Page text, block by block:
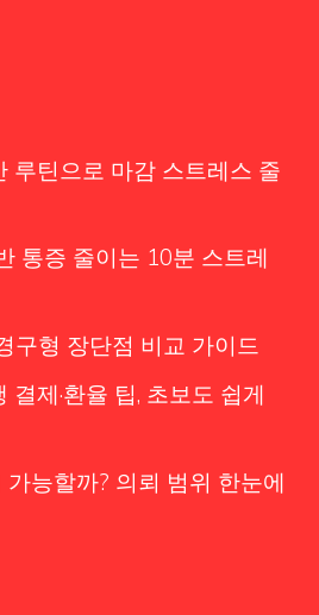
루틴으로 마감 스트레스 줄
통증 줄이는 10분 스트레
구형 장단점 비교 가이드
결제·환율 팁, 초보도 쉽게
능할까? 의뢰 범위 한눈에